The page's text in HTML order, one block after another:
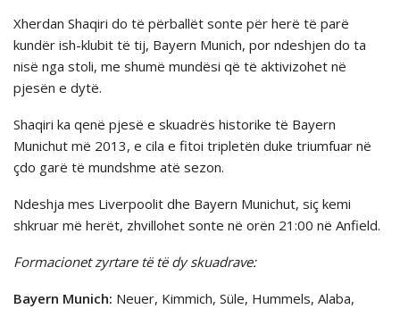
Xherdan Shaqiri do të përballët sonte për herë të parë
kundër ish-klubit të tij, Bayern Munich, por ndeshjen do ta
nisë nga stoli, me shumë mundësi që të aktivizohet në
pjesën e dytë.
Shaqiri ka qenë pjesë e skuadrës historike të Bayern
Munichut më 2013, e cila e fitoi tripletën duke triumfuar në
çdo garë të mundshme atë sezon.
Ndeshja mes Liverpoolit dhe Bayern Munichut, siç kemi
shkruar më herët, zhvillohet sonte në orën 21:00 në Anfield.
Formacionet zyrtare të të dy skuadrave:
Bayern Munich: Neuer, Kimmich, Süle, Hummels, Alaba,